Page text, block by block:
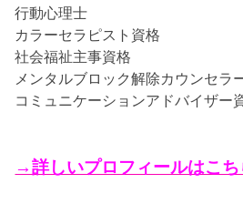
行動心理士
カラーセラピスト資格
社会福祉主事資格
メンタルブロック解除カウンセラ
コミュニケーションアドバイザー
→詳しいプロフィールはこち